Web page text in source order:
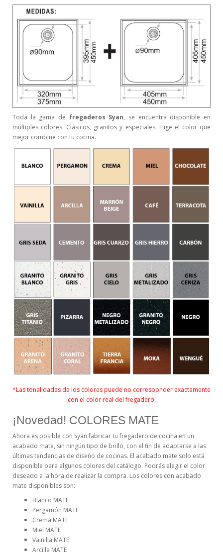
Toda la gama de fregaderos Syan, se encuentra disponible en
múltiples colores. Clásicos, granitos y especiales. Elige el color que
mejor combine con tu cocina.
*Las tonalidades de los colores puede no corresponder exactamente
con el color real del fregadero.
¡Novedad! COLORES MATE
Ahora es posible con Syan fabricar tu fregadero de cocina en un
acabado mate, sin ningún tipo de brillo, con el fin de adaptarse a las
últimas tendencias de diseño de cocinas. El acabado mate solo está
disponible para algunos colores del catálogo. Podrás elegir el color
deseado a la hora de realizar la compra. Los colores con acabado
mate disponibles son:
Blanco MATE
Pergamón MATE
Crema MATE
Miel MATE
Vainilla MATE
Arcilla MATE